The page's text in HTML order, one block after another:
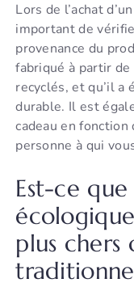
Lors de l’achat
important de
provenance du
fabriqué à partir
recyclés, et qu’il
durable. Il est
cadeau en
personne à qui
Est-ce
plus chers